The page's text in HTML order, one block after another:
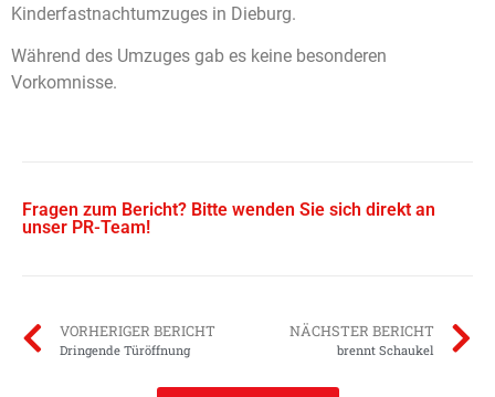
Kinderfastnachtumzuges in Dieburg.
Während des Umzuges gab es keine besonderen
Vorkomnisse.
Fragen zum Bericht? Bitte wenden Sie sich direkt an
unser PR-Team!
VORHERIGER BERICHT
Dringende Türöffnung
NÄCHSTER BERICHT
brennt Schaukel